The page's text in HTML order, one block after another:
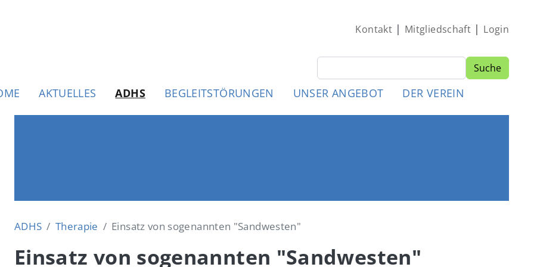
Suche Suche
Kontakt| Mitgliedschaft | Login
AKTUELLES ADHS BEGLEITSTÖRUNGEN UNSER ANGEBOT DER VEREIN
ADHS Therapie Einsatz von sogenannten "Sandwesten"
Einsatz von sogenannten "Sandwesten"